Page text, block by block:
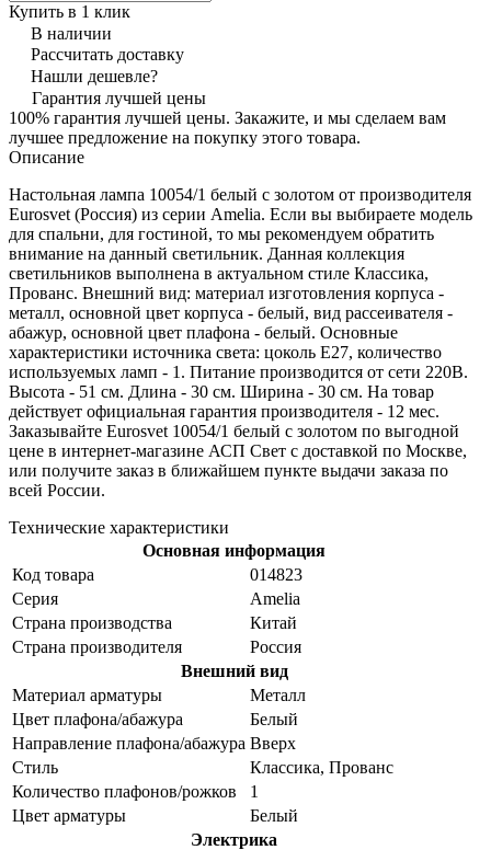
Купить в 1 клик
В наличии
Рассчитать доставку
Нашли дешевле?
Гарантия лучшей цены
100% гарантия лучшей цены. Закажите, и мы сделаем вам
лучшее предложение на покупку этого товара.
Описание
Настольная лампа 10054/1 белый с золотом от производителя
Eurosvet (Россия) из серии Amelia. Если вы выбираете модель
для спальни, для гостиной, то мы рекомендуем обратить
внимание на данный светильник. Данная коллекция
светильников выполнена в актуальном стиле Классика,
Прованс. Внешний вид: материал изготовления корпуса -
металл, основной цвет корпуса - белый, вид рассеивателя -
абажур, основной цвет плафона - белый. Основные
характеристики источника света: цоколь E27, количество
используемых ламп - 1. Питание производится от сети 220В.
Высота - 51 см. Длина - 30 см. Ширина - 30 см. На товар
действует официальная гарантия производителя - 12 мес.
Заказывайте Eurosvet 10054/1 белый с золотом по выгодной
цене в интернет-магазине АСП Свет с доставкой по Москве,
или получите заказ в ближайшем пункте выдачи заказа по
всей России.
Технические характеристики
Основная информация
Код товара
014823
Серия
Amelia
Страна производства
Китай
Страна производителя
Россия
Внешний вид
Материал арматуры
Металл
Цвет плафона/абажура
Белый
Направление плафона/абажура Вверх
Стиль
Классика, Прованс
Количество плафонов/рожков
1
Цвет арматуры
Белый
Электрика